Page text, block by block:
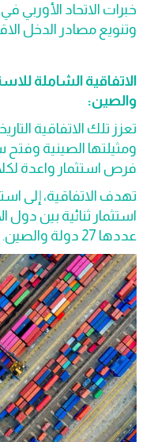
خبرات الاتحاد الأوربي
وتنويع مصادر الدخل
الاتفاقية الشاملة
والصين:
تعزز تلك الاتفاقية
ومثيلتها الصينية
فرص استثمار واعدة لكلا
تهدف الاتفاقية، إلى
استثمار ثنائية بين دول
عددها 27 دولة والصين.